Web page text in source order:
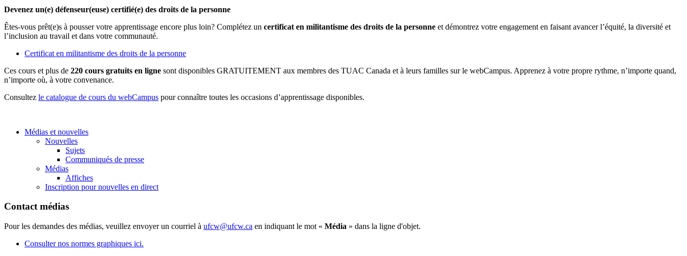
Devenez un(e) défenseur(euse) certifié(e) des droits de la personne
Êtes-vous prêt(e)s à pousser votre apprentissage encore plus loin? Complétez un certificat en militantisme des droits de la personne et démontrez votre engagement en faisant avancer l’équité, la diversité et
l’inclusion au travail et dans votre communauté.
Certificat en militantisme des droits de la personne
Ces cours et plus de 220 cours gratuits en ligne sont disponibles GRATUITEMENT aux membres des TUAC Canada et à leurs familles sur le webCampus. Apprenez à votre propre rythme, n’importe quand,
n’importe où, à votre convenance.
Consultez le catalogue de cours du webCampus pour connaître toutes les occasions d’apprentissage disponibles.
Médias et nouvelles
Nouvelles
Sujets
Communiqués de presse
Médias
Affiches
Inscription pour nouvelles en direct
Contact médias
Pour les demandes des médias, veuillez envoyer un courriel à ufcw@ufcw.ca en indiquant le mot « Média » dans la ligne d'objet.
Consulter nos normes graphiques ici.